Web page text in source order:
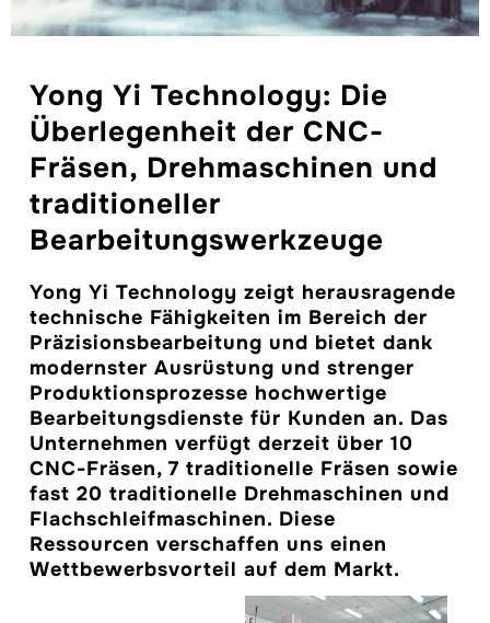
Yong Yi Technology: Die
Überlegenheit der CNC-
Fräsen, Drehmaschinen und
traditioneller
Bearbeitungswerkzeuge
Yong Yi Technology zeigt herausragende
technische Fähigkeiten im Bereich der
Präzisionsbearbeitung und bietet dank
modernster Ausrüstung und strenger
Produktionsprozesse hochwertige
Bearbeitungsdienste für Kunden an. Das
Unternehmen verfügt derzeit über 10
CNC-Fräsen, 7 traditionelle Fräsen sowie
fast 20 traditionelle Drehmaschinen und
Flachschleifmaschinen. Diese
Ressourcen verschaffen uns einen
Wettbewerbsvorteil auf dem Markt.